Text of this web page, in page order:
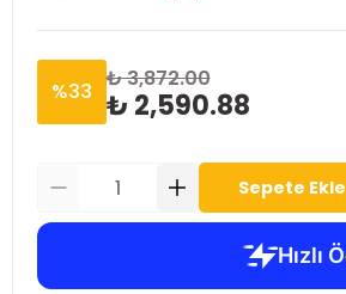
%33 ₺ 3,872.00
₺ 2,590.88
Sepete Ekle